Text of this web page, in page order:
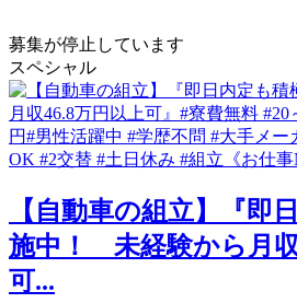
募集が停止しています
スペシャル
【自動車の組立】『即
施中！ 未経験から月
可...